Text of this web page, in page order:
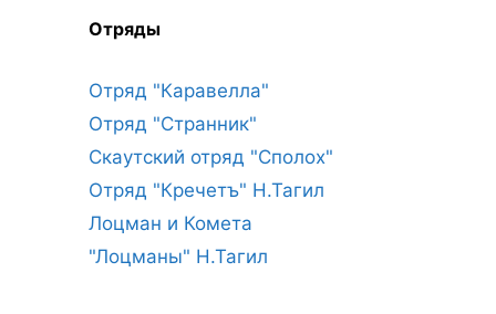
Отряды
Отряд "Каравелла"
Отряд "Странник"
Скаутский отряд "Сполох"
Отряд "Кречетъ" Н.Тагил
Лоцман и Комета
"Лоцманы" Н.Тагил